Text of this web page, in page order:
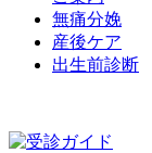
無痛分娩
産後ケア
出生前診断